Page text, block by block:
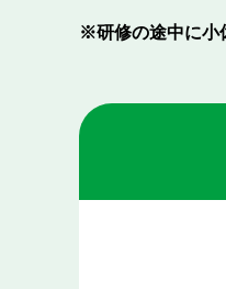
※研修の途中に小